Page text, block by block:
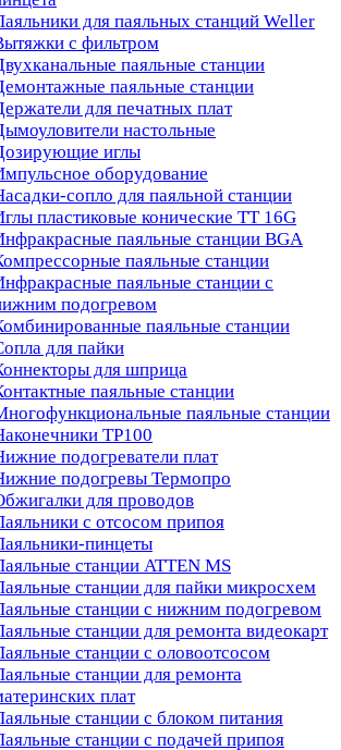
для паяльных станций Weller
с фильтром
паяльные станции
паяльные станции
для печатных плат
настольные
иглы
оборудование
сопло для паяльной станции
пластиковые конические TT 16G
паяльные станции BGA
паяльные станции
паяльные станции с
подогревом
паяльные станции
для пайки
для шприца
паяльные станции
паяльные станции
TP100
подогреватели плат
подогревы Термопро
для проводов
с отсосом припоя
пинцеты
станции ATTEN MS
станции для пайки микросхем
станции с нижним подогревом
станции для ремонта видеокарт
станции с оловоотсосом
станции для ремонта
плат
станции с блоком питания
станции с подачей припоя